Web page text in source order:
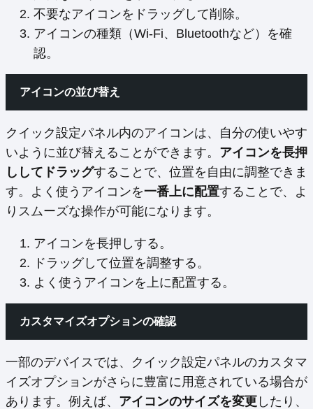
不要なアイコンをドラッグして削除。
アイコンの種類（Wi-Fi、Bluetoothなど）を確
認。
アイコンの並び替え
クイック設定パネル内のアイコンは、自分の使いやす
いように並び替えることができます。 アイコンを長押
ししてドラッグすることで、位置を自由に調整できま
す。よく使うアイコンを一番上に配置することで、よ
りスムーズな操作が可能になります。
アイコンを長押しする。
ドラッグして位置を調整する。
よく使うアイコンを上に配置する。
カスタマイズオプションの確認
一部のデバイスでは、クイック設定パネルのカスタマ
イズオプションがさらに豊富に用意されている場合が
あります。例えば、 アイコンのサイズを変更 したり、